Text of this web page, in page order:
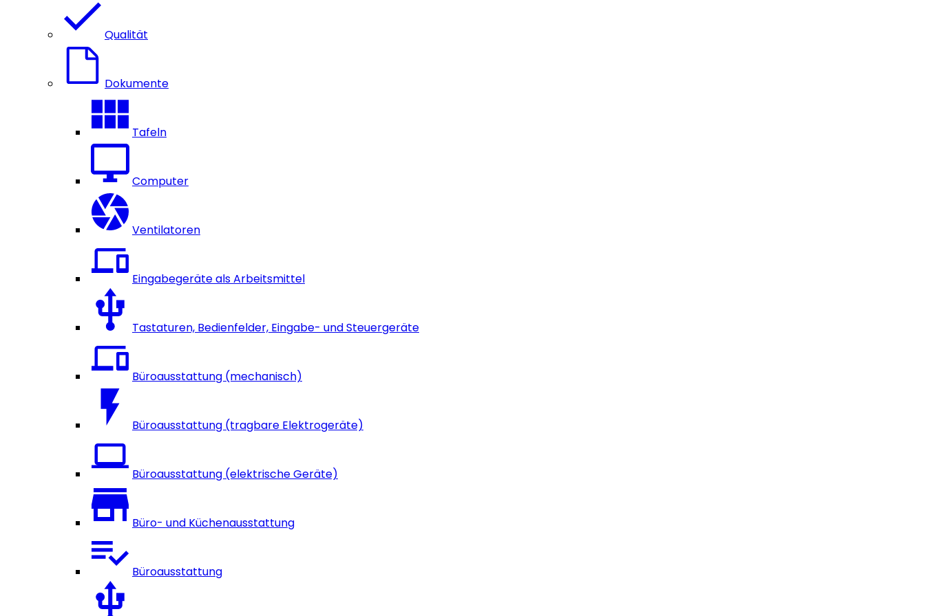
Qualität
Dokumente
Tafeln
Computer
Ventilatoren
Eingabegeräte als Arbeitsmittel
Tastaturen, Bedienfelder, Eingabe- und Steuergeräte
Büroausstattung (mechanisch)
Büroausstattung (tragbare Elektrogeräte)
Büroausstattung (elektrische Geräte)
Büro- und Küchenausstattung
Büroausstattung